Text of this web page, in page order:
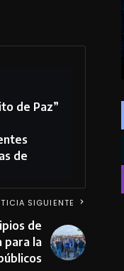
de Paz”
de
SIGUIENTE
de
para la